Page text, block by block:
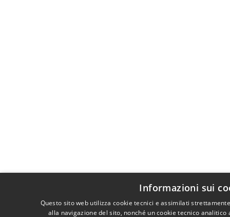
Informazioni sui
Questo sito web utilizza cookie tecnici e assimilati
alla navigazione del sito, nonché un cookie tecnico